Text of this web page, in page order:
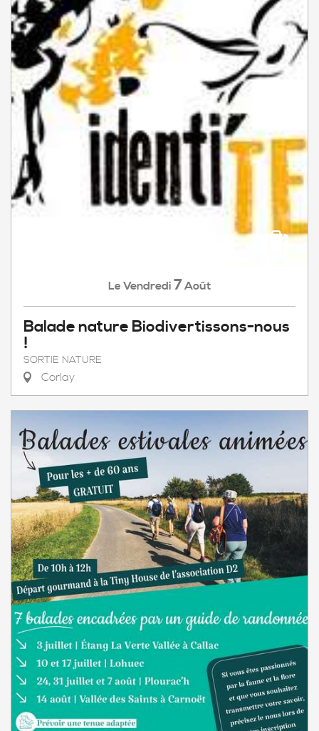
Le Vendredi 7Août
Balade nature Biodivertissons-nous
!
SORTIE NATURE
Corlay